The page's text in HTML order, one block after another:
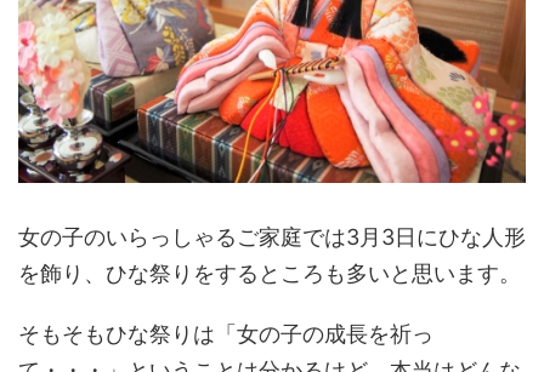
女の子のいらっしゃるご家庭では3月3日にひな人形
を飾り、ひな祭りをするところも多いと思います。
そもそもひな祭りは「女の子の成長を祈っ